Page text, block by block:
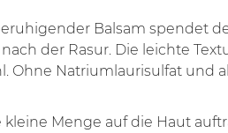
Balsam spendet
der Rasur. Die leichte
Ohne Natriumlaurisulfat und
kleine Menge auf die Haut